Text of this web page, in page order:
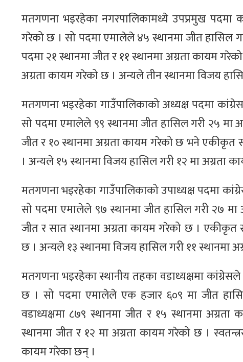
मतगणना भइरहेका नगरपालिकामध्ये उपप्रमुख पदमा
गरेको छ । सो पदमा एमालेले ४५ स्थानमा जीत हासिल
पदमा २१ स्थानमा जीत र ११ स्थानमा अग्रता कायम
अग्रता कायम गरेको छ । अन्यले तीन स्थानमा विजय
मतगणना भइरहेका गाउँपालिकाको अध्यक्ष पदमा
सो पदमा एमालेले ९९ स्थानमा जीत हासिल गरी २५ मा
जीत र १० स्थानमा अग्रता कायम गरेको छ भने एकीकृत
। अन्यले १५ स्थानमा विजय हासिल गरी १२ मा अग्रता
मतगणना भइरहेका गाउँपालिकाको उपाध्यक्ष पदमा
सो पदमा एमालेले ९७ स्थानमा जीत हासिल गरी २७ मा
जीत र सात स्थानमा अग्रता कायम गरेको छ । एकीकृत
छ । अन्यले १३ स्थानमा विजय हासिल गरी ११ स्थानमा
मतगणना भइरहेका स्थानीय तहका वडाध्यक्षमा
छ । सो पदमा एमालेले एक हजार ६०९ मा जीत
वडाध्यक्षमा ८७९ स्थानमा जीत र १५ स्थानमा
स्थानमा जीत र १२ मा अग्रता कायम गरेको छ ।
कायम गरेका छन् ।